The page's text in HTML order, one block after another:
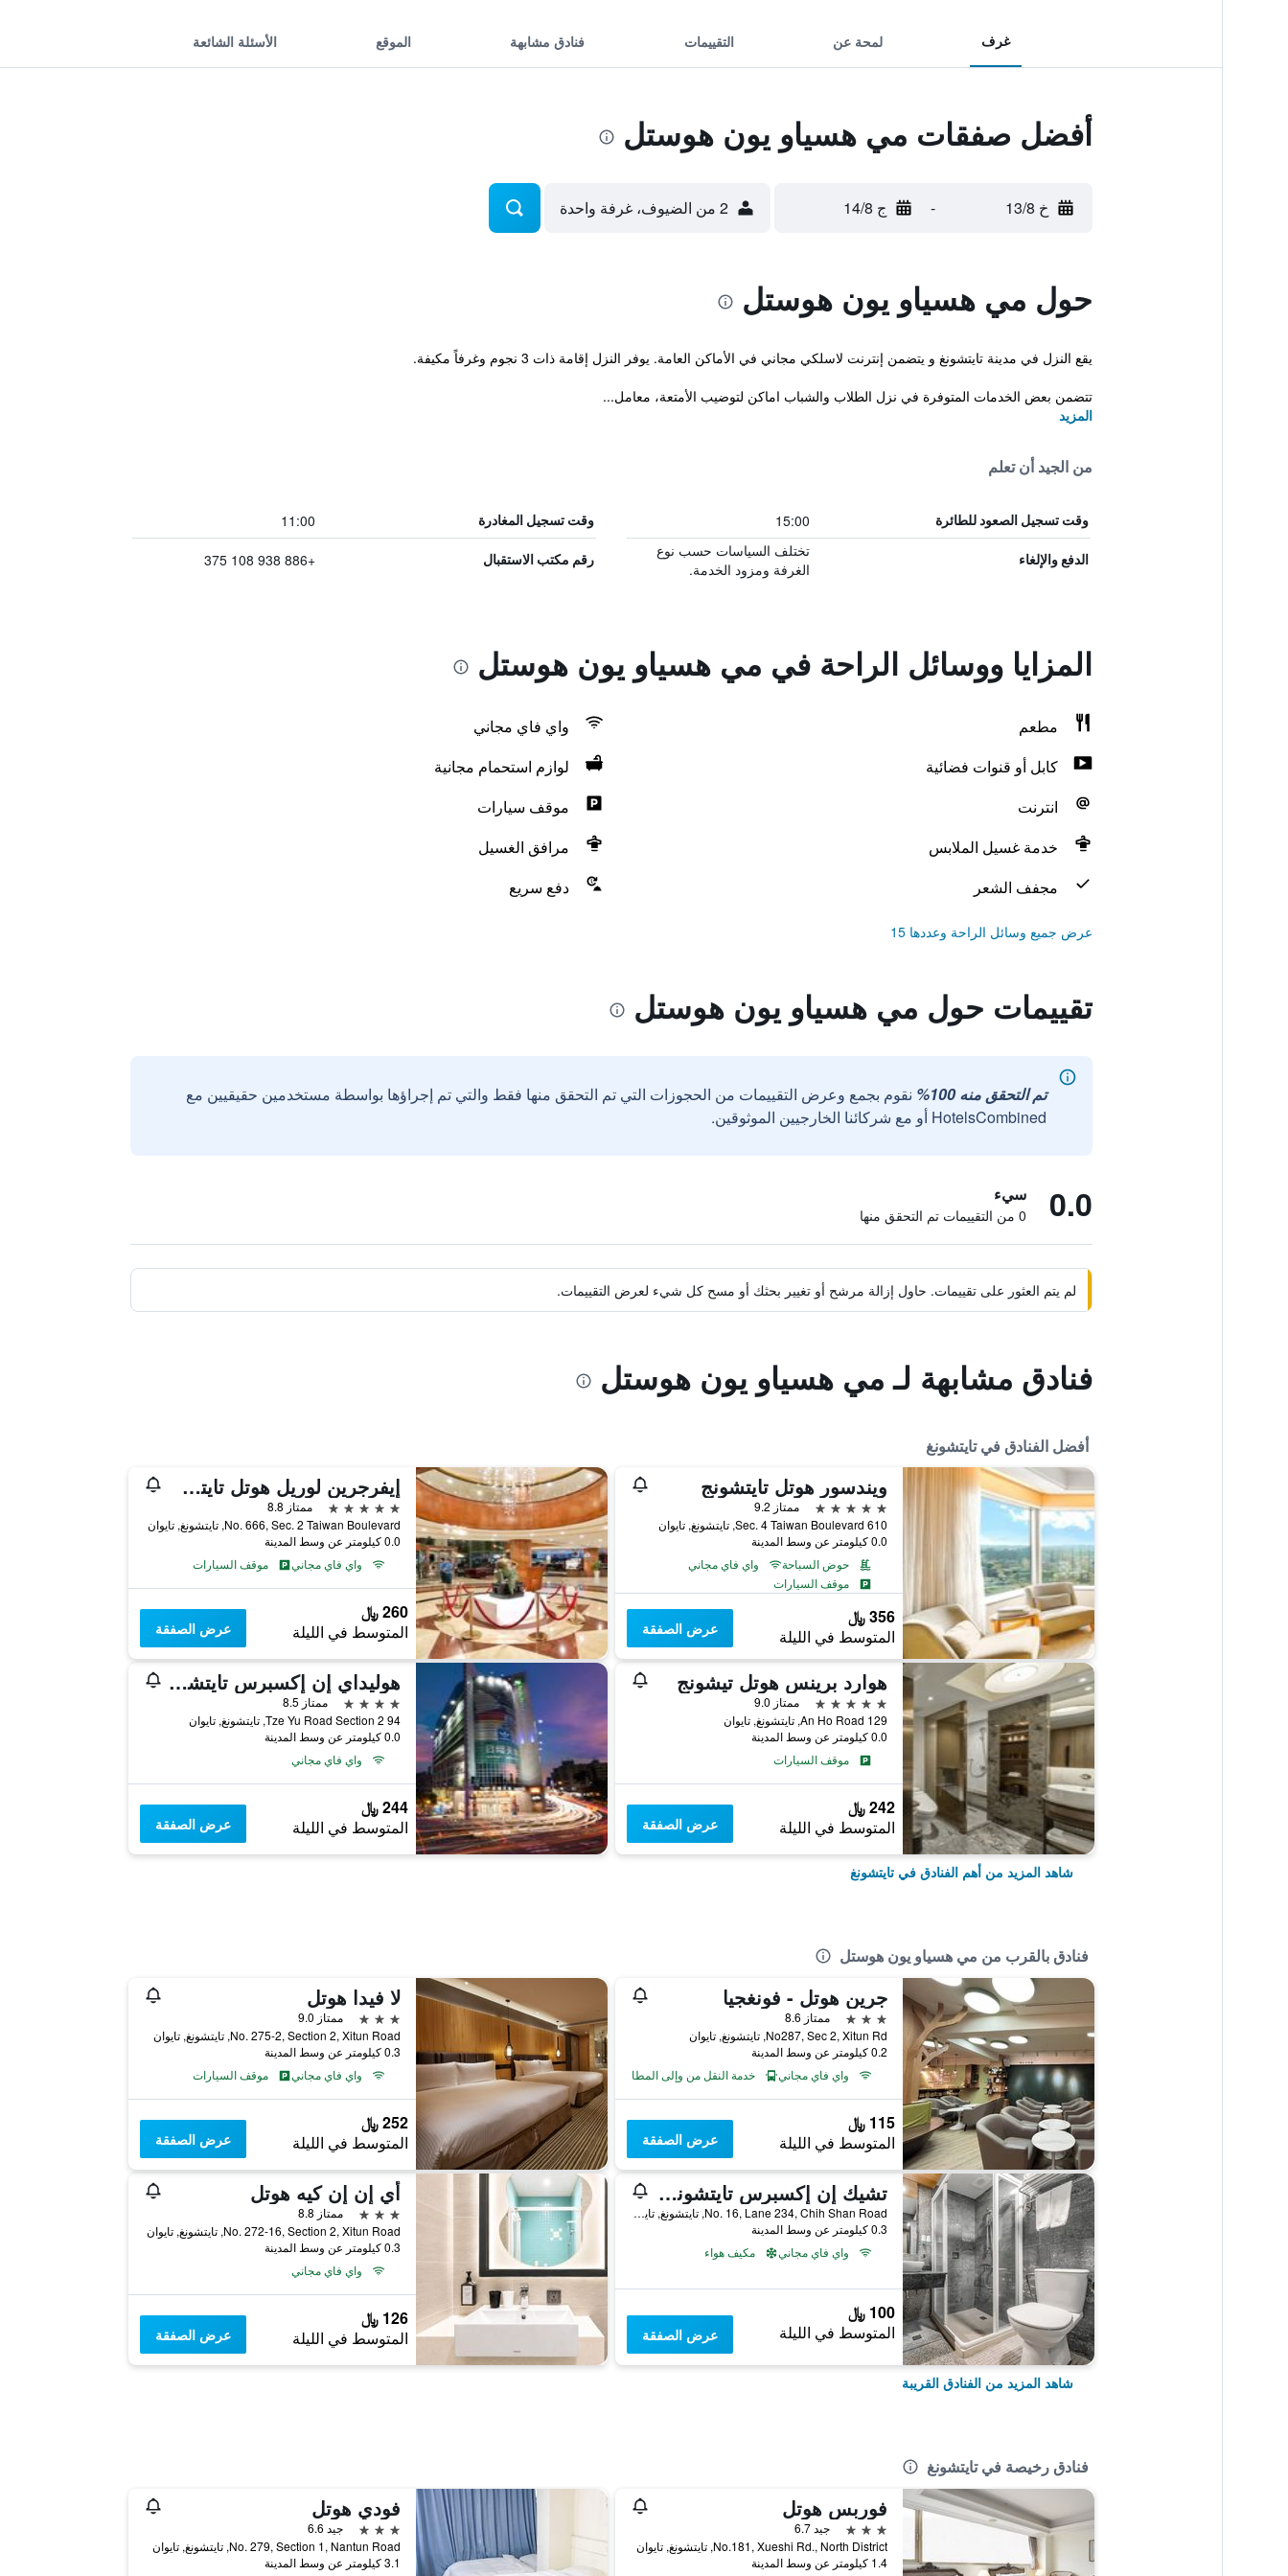
غرف لمحة عن التقييمات فنادق مشابهة الموقع الأسئلة الشائعة
أفضل صفقات مي هسياو يون هوستل
خ 13/8 - ج 14/8 2 من الضيوف، غرفة واحدة
حول مي هسياو يون هوستل
يقع النزل في مدينة تايتشونغ و يتضمن إنترنت لاسلكي مجاني في الأماكن العامة. يوفر النزل إقامة ذات 3 نجوم وغرفاً مكيفة.
تتضمن بعض الخدمات المتوفرة في نزل الطلاب والشباب اماكن لتوضيب الأمتعة، معامل...
المزيد
من الجيد أن تعلم
وقت تسجيل الصعود للطائرة 15:00 وقت تسجيل المغادرة 11:00
الدفع والإلغاء
تختلف السياسات حسب نوع
الغرفة ومزود الخدمة.
رقم مكتب الاستقبال +886 938 108 375
المزايا ووسائل الراحة في مي هسياو يون هوستل
مطعم
واي فاي مجاني
كابل أو قنوات فضائية
لوازم استحمام مجانية
انترنت
موقف سيارات
خدمة غسيل الملابس
مرافق الغسيل
مجفف الشعر
دفع سريع
عرض جميع وسائل الراحة وعددها 15
تقييمات حول مي هسياو يون هوستل
تم التحقق منه 100%
نقوم بجمع وعرض التقييمات من الحجوزات التي تم التحقق منها فقط والتي تم إجراؤها بواسطة مستخدمين حقيقيين مع
HotelsCombined أو مع شركائنا الخارجيين الموثوقين.
0.0 سيء
0 من التقييمات تم التحقق منها
لم يتم العثور على تقييمات. حاول إزالة مرشح أو تغيير بحثك أو مسح كل شيء لعرض التقييمات.
فنادق مشابهة لـ مي هسياو يون هوستل
أفضل الفنادق في تايتشونغ
ويندسور هوتل تايتشونج
5 نجوم
ممتاز 9.2
610 Sec. 4 Taiwan Boulevard, تايتشونغ, تايوان
0.0 كيلومتر عن وسط المدينة
حوض السباحة
واي فاي مجاني
موقف السيارات
356 ﷼
المتوسط في الليلة عرض الصفقة
إيفرجرين لوريل هوتل تايتشونج
5 نجوم
ممتاز 8.8
No. 666, Sec. 2 Taiwan Boulevard, تايتشونغ, تايوان
0.0 كيلومتر عن وسط المدينة
واي فاي مجاني
موقف السيارات
260 ﷼
المتوسط في الليلة عرض الصفقة
هوارد برينس هوتل تيشونج
5 نجوم
ممتاز 9.0
129 An Ho Road, تايتشونغ, تايوان
0.0 كيلومتر عن وسط المدينة
موقف السيارات
242 ﷼
المتوسط في الليلة عرض الصفقة
هوليداي إن إكسبرس تايتشونج بارك باي آيتش جي
4 نجوم
ممتاز 8.5
94 Tze Yu Road Section 2, تايتشونغ, تايوان
0.0 كيلومتر عن وسط المدينة
واي فاي مجاني
244 ﷼
المتوسط في الليلة عرض الصفقة
شاهد المزيد من أهم الفنادق في تايتشونغ
فنادق بالقرب من مي هسياو يون هوستل
جرين هوتل - فونغجيا
3 نجوم
ممتاز 8.6
No287, Sec 2, Xitun Rd, تايتشونغ, تايوان
0.2 كيلومتر عن وسط المدينة
واي فاي مجاني
خدمة النقل من وإلى المطار
115 ﷼
المتوسط في الليلة عرض الصفقة
لا فيدا هوتل
3 نجوم
ممتاز 9.0
No. 275-2, Section 2, Xitun Road, تايتشونغ, تايوان
0.3 كيلومتر عن وسط المدينة
واي فاي مجاني
موقف السيارات
252 ﷼
المتوسط في الليلة عرض الصفقة
تشيك إن إكسبرس تايتشونج فينج تشيا
No. 16, Lane 234, Chih Shan Road, تايتشونغ, تايوان
0.3 كيلومتر عن وسط المدينة
واي فاي مجاني
مكيف هواء
100 ﷼
المتوسط في الليلة عرض الصفقة
أي إن إن كيه هوتل
3 نجوم
ممتاز 8.8
No. 272-16, Section 2, Xitun Road, تايتشونغ, تايوان
0.3 كيلومتر عن وسط المدينة
واي فاي مجاني
126 ﷼
المتوسط في الليلة عرض الصفقة
شاهد المزيد من الفنادق القريبة
فنادق رخيصة في تايتشونغ
فوربس هوتل
3 نجوم
جيد 6.7
No.181, Xueshi Rd., North District, تايتشونغ, تايوان
1.4 كيلومتر عن وسط المدينة
فودي هوتل
3 نجوم
جيد 6.6
No. 279, Section 1, Nantun Road, تايتشونغ, تايوان
3.1 كيلومتر عن وسط المدينة